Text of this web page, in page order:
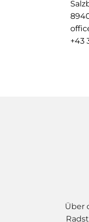
+43
Über